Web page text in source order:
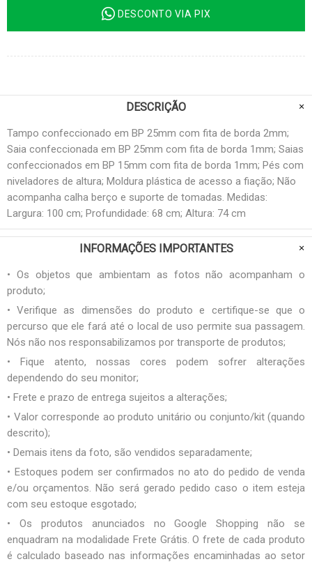
DESCONTO VIA PIX
DESCRIÇÃO
Tampo confeccionado em BP 25mm com fita de borda 2mm;
Saia confeccionada em BP 25mm com fita de borda 1mm; Saias
confeccionados em BP 15mm com fita de borda 1mm; Pés com
niveladores de altura; Moldura plástica de acesso a fiação; Não
acompanha calha berço e suporte de tomadas. Medidas:
Largura: 100 cm; Profundidade: 68 cm; Altura: 74 cm
INFORMAÇÕES IMPORTANTES
• Os objetos que ambientam as fotos não acompanham o
produto;
• Verifique as dimensões do produto e certifique-se que o
percurso que ele fará até o local de uso permite sua passagem.
Nós não nos responsabilizamos por transporte de produtos;
• Fique atento, nossas cores podem sofrer alterações
dependendo do seu monitor;
• Frete e prazo de entrega sujeitos a alterações;
• Valor corresponde ao produto unitário ou conjunto/kit (quando
descrito);
• Demais itens da foto, são vendidos separadamente;
• Estoques podem ser confirmados no ato do pedido de venda
e/ou orçamentos. Não será gerado pedido caso o item esteja
com seu estoque esgotado;
• Os produtos anunciados no Google Shopping não se
enquadram na modalidade Frete Grátis. O frete de cada produto
é calculado baseado nas informações encaminhadas ao setor